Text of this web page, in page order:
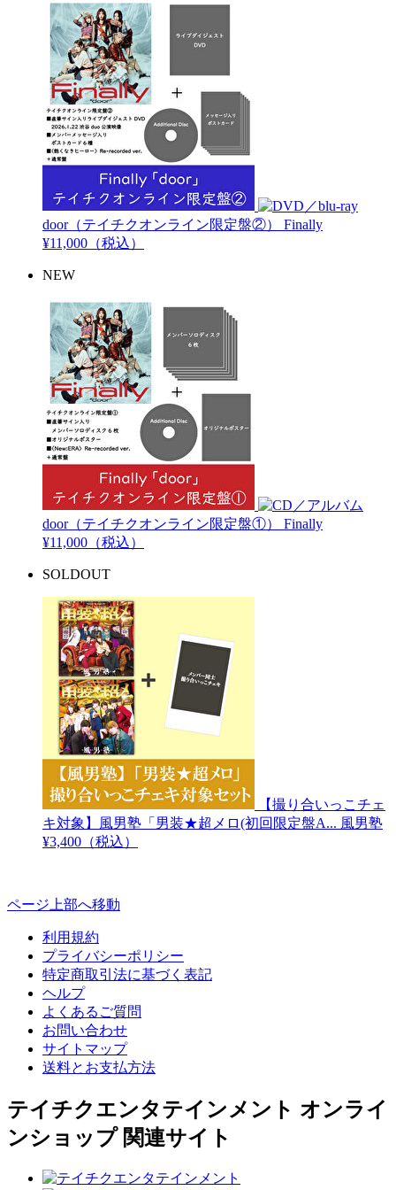
door（テイチクオンライン限定盤②） Finally
¥11,000（税込）
NEW
door（テイチクオンライン限定盤①） Finally
¥11,000（税込）
SOLDOUT
【撮り合いっこチェ
キ対象】風男塾「男装★超メロ(初回限定盤A... 風男塾
¥3,400（税込）
ページ上部へ移動
利用規約
プライバシーポリシー
特定商取引法に基づく表記
ヘルプ
よくあるご質問
お問い合わせ
サイトマップ
送料とお支払方法
テイチクエンタテインメント オンライ
ンショップ 関連サイト